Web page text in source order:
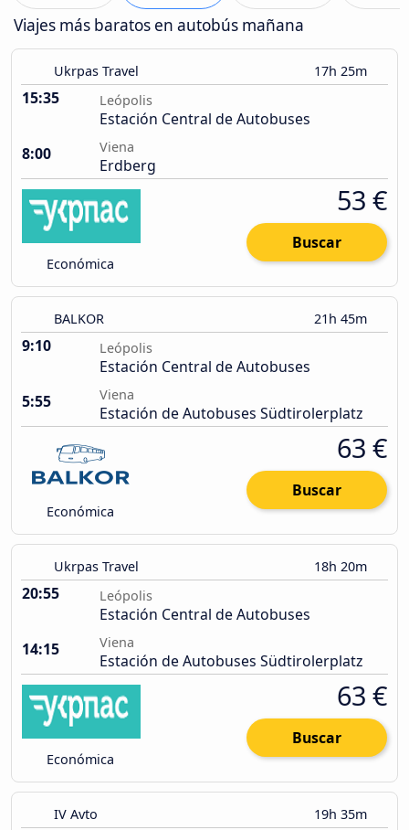
Viajes más baratos en autobús mañana
Ukrpas Travel 17h 25m
15:35 Leópolis
Estación Central de Autobuses
8:00
Viena
Erdberg
Económica
53 €
Buscar
BALKOR 21h 45m
9:10 Leópolis
Estación Central de Autobuses
5:55
Viena
Estación de Autobuses Südtirolerplatz
Económica
63 €
Buscar
Ukrpas Travel 18h 20m
20:55 Leópolis
Estación Central de Autobuses
14:15
Viena
Estación de Autobuses Südtirolerplatz
Económica
63 €
Buscar
IV Avto 19h 35m